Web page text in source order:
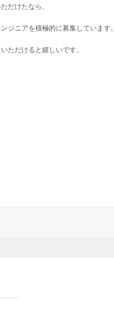
だけたなら、
ジニアを積極的に募集しています。
ただけると嬉しいです。